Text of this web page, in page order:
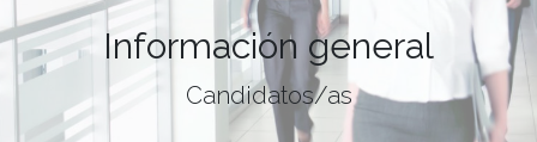
Información general
Candidatos/as